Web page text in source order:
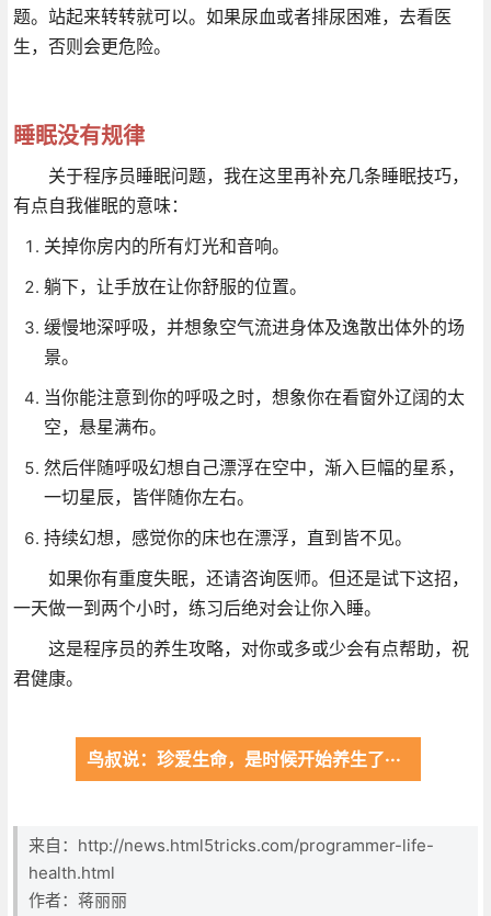
题。站起来转转就可以。如果尿血或者排尿困难，去看医
生，否则会更危险。
睡眠没有规律
关于程序员睡眠问题，我在这里再补充几条睡眠技巧，
有点自我催眠的意味：
关掉你房内的所有灯光和音响。
躺下，让手放在让你舒服的位置。
缓慢地深呼吸，并想象空气流进身体及逸散出体外的场
景。
当你能注意到你的呼吸之时，想象你在看窗外辽阔的太
空，悬星满布。
然后伴随呼吸幻想自己漂浮在空中，渐入巨幅的星系，
一切星辰，皆伴随你左右。
持续幻想，感觉你的床也在漂浮，直到皆不见。
如果你有重度失眠，还请咨询医师。但还是试下这招，
一天做一到两个小时，练习后绝对会让你入睡。
这是程序员的养生攻略，对你或多或少会有点帮助，祝
君健康。
鸟叔说：珍爱生命，是时候开始养生了···
来自：http://news.html5tricks.com/programmer-life-
health.html
作者：蒋丽丽